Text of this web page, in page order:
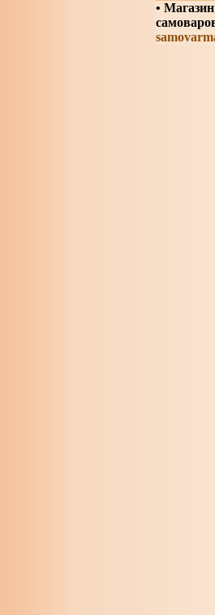
• Магазин